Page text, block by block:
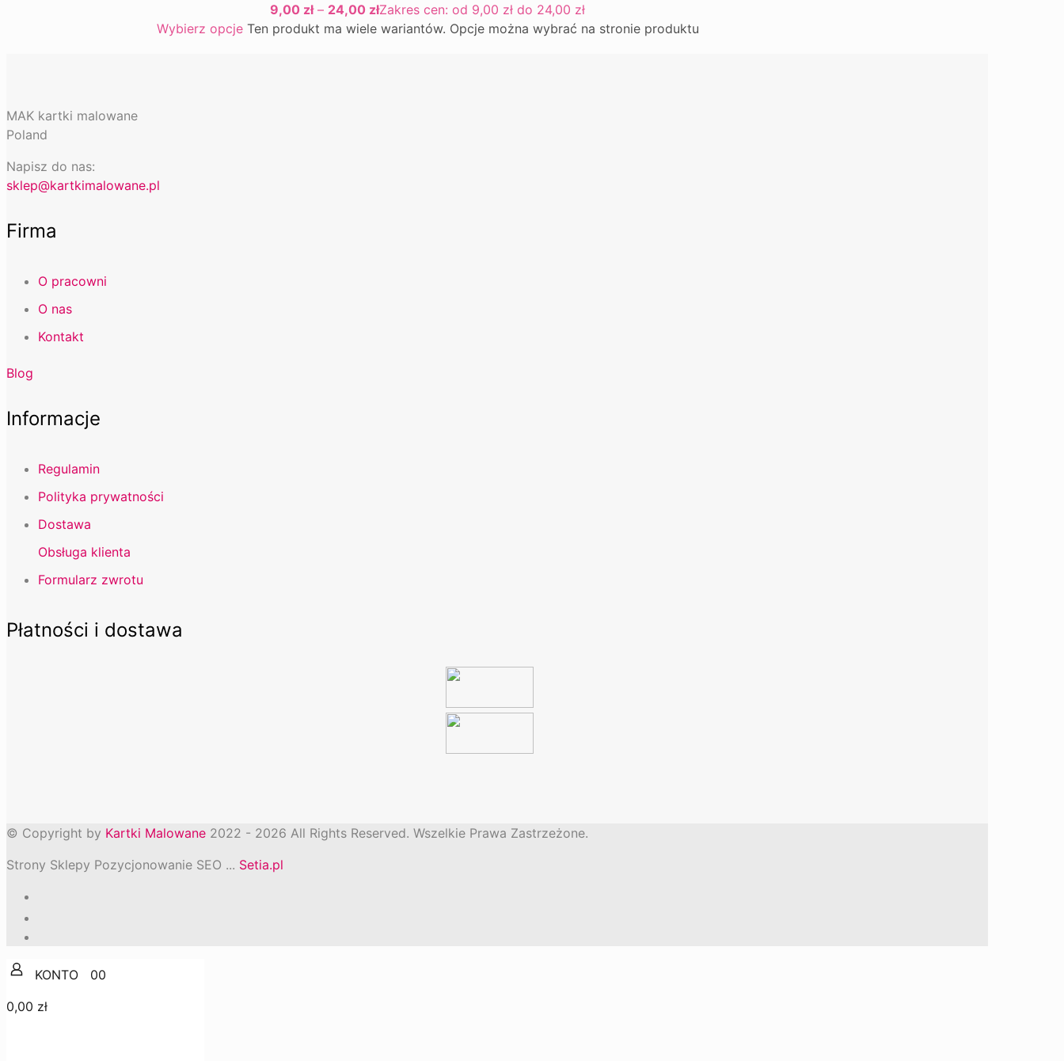
9,00 zł – 24,00 złZakres cen: od 9,00 zł do 24,00 zł
Wybierz opcje Ten produkt ma wiele wariantów. Opcje można wybrać na stronie produktu
MAK kartki malowane
Poland
Napisz do nas:
sklep@kartkimalowane.pl
Firma
O pracowni
O nas
Kontakt
Blog
Informacje
Regulamin
Polityka prywatności
Dostawa
Obsługa klienta
Formularz zwrotu
Płatności i dostawa
© Copyright by Kartki Malowane 2022 - 2026 All Rights Reserved. Wszelkie Prawa Zastrzeżone.
Strony Sklepy Pozycjonowanie SEO ... Setia.pl
00
0,00 zł